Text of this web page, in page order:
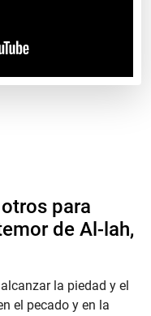
para
de Al-lah,
la piedad y el
el pecado y en la